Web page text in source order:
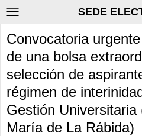
SEDE
Convocatoria
de una bolsa
selección de
régimen de
Gestión Universitaria
María de La Rábida)